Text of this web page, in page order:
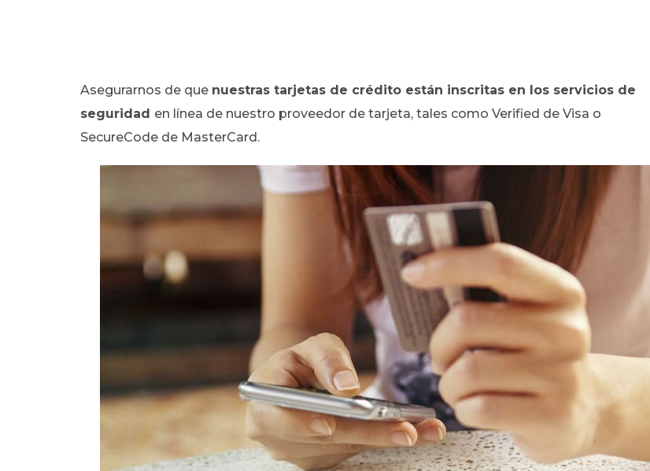
Asegurarnos de que nuestras tarjetas de crédito están inscritas en los servicios de
seguridad en línea de nuestro proveedor de tarjeta, tales como Verified de Visa o
SecureCode de MasterCard.